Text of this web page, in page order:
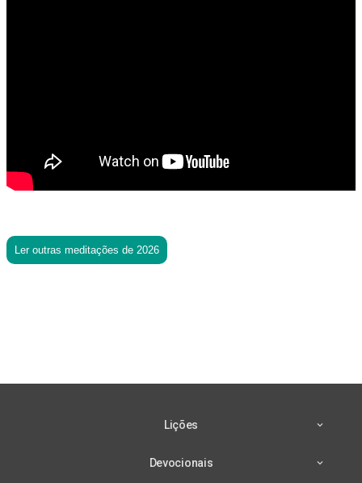
Ler outras meditações de 2026
Lições
Devocionais